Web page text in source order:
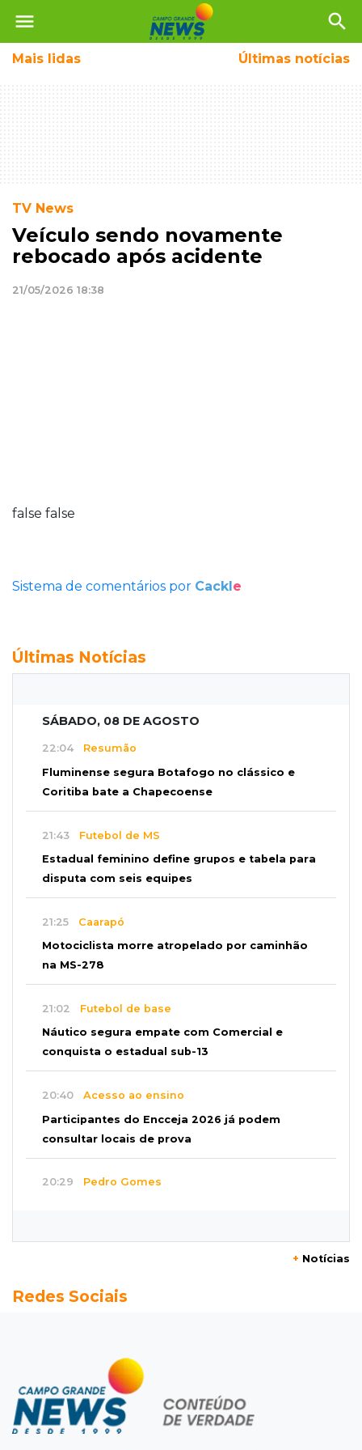
menu search
Mais lidas Últimas notícias
TV News
Veículo sendo novamente
rebocado após acidente
21/05/2026 18:38
false false
Sistema de comentários por Cackle
Últimas Notícias
SÁBADO, 08 DE AGOSTO
22:04 Resumão
Fluminense segura Botafogo no clássico e
Coritiba bate a Chapecoense
21:43 Futebol de MS
Estadual feminino define grupos e tabela para
disputa com seis equipes
21:25 Caarapó
Motociclista morre atropelado por caminhão
na MS-278
21:02 Futebol de base
Náutico segura empate com Comercial e
conquista o estadual sub-13
20:40 Acesso ao ensino
Participantes do Encceja 2026 já podem
consultar locais de prova
20:29 Pedro Gomes
Pantanal treina em Goiânia antes de jogo que
Campeonato Brasileiro
Remo busca empate com Atlético-MG e segue
na zona de rebaixamento
+ Notícias
Redes Sociais